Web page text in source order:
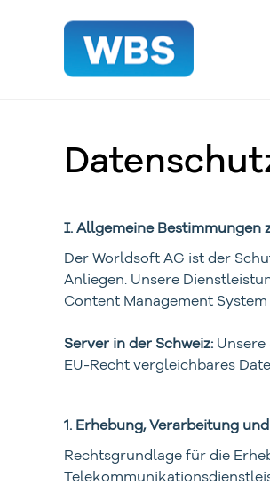
I. Allgemeine Bestimmungen
Der Worldsoft AG ist der
Anliegen. Unsere
Content Management
Server in der Schweiz:
EU-Recht vergleichbares
1. Erhebung, Verarbeitung
Rechtsgrundlage für die